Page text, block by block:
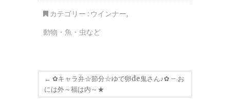
カテゴリー : ウインナー,
動物・魚・虫など
← ✿キャラ弁☆節分☆ゆで卵de鬼さん♪✿ – お
には外～福は内～★